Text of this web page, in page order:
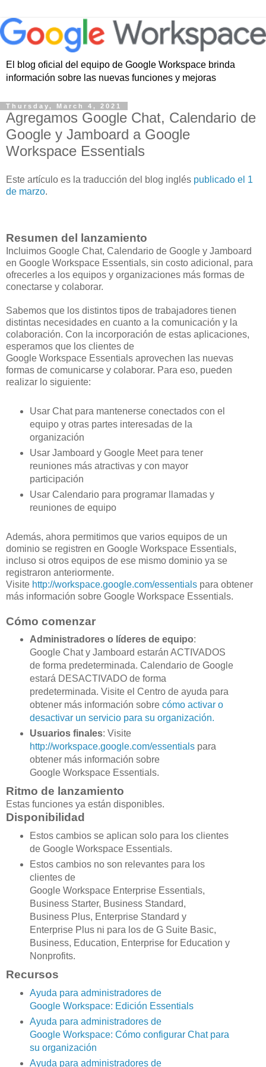
El blog oficial del equipo de Google Workspace brinda
información sobre las nuevas funciones y mejoras
Thursday, March 4, 2021
Agregamos Google Chat, Calendario de
Google y Jamboard a Google
Workspace Essentials
Este artículo es la traducción del blog inglés publicado el 1
de marzo.
Resumen del lanzamiento
Incluimos Google Chat, Calendario de Google y Jamboard
en Google Workspace Essentials, sin costo adicional, para
ofrecerles a los equipos y organizaciones más formas de
conectarse y colaborar.
Sabemos que los distintos tipos de trabajadores tienen
distintas necesidades en cuanto a la comunicación y la
colaboración. Con la incorporación de estas aplicaciones,
esperamos que los clientes de
Google Workspace Essentials aprovechen las nuevas
formas de comunicarse y colaborar. Para eso, pueden
realizar lo siguiente:
Usar Chat para mantenerse conectados con el
equipo y otras partes interesadas de la
organización
Usar Jamboard y Google Meet para tener
reuniones más atractivas y con mayor
participación
Usar Calendario para programar llamadas y
reuniones de equipo
Además, ahora permitimos que varios equipos de un
dominio se registren en Google Workspace Essentials,
incluso si otros equipos de ese mismo dominio ya se
registraron anteriormente.
Visite http://workspace.google.com/essentials para obtener
más información sobre Google Workspace Essentials.
Cómo comenzar
Administradores o líderes de equipo:
Google Chat y Jamboard estarán ACTIVADOS
de forma predeterminada. Calendario de Google
estará DESACTIVADO de forma
predeterminada. Visite el Centro de ayuda para
obtener más información sobre cómo activar o
desactivar un servicio para su organización.
Usuarios finales: Visite
http://workspace.google.com/essentialspara
obtener más información sobre
Google Workspace Essentials.
Ritmo de lanzamiento
Estas funciones ya están disponibles.
Disponibilidad
Estos cambios se aplican solo para los clientes
de Google Workspace Essentials.
Estos cambios no son relevantes para los
clientes de
Google Workspace Enterprise Essentials,
Business Starter, Business Standard,
Business Plus, Enterprise Standard y
Enterprise Plus ni para los de G Suite Basic,
Business, Education, Enterprise for Education y
Nonprofits.
Recursos
Ayuda para administradores de
Google Workspace: Edición Essentials
Ayuda para administradores de
Google Workspace: Cómo configurar Chat para
su organización
Ayuda para administradores de